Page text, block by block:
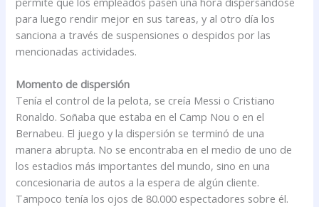
para luego rendir mejor en sus tareas, y al otro día los
sanciona a través de suspensiones o despidos por las
mencionadas actividades.
Momento de dispersión
Tenía el control de la pelota, se creía Messi o Cristiano
Ronaldo. Soñaba que estaba en el Camp Nou o en el
Bernabeu. El juego y la dispersión se terminó de una
manera abrupta. No se encontraba en el medio de uno de
los estadios más importantes del mundo, sino en una
concesionaria de autos a la espera de algún cliente.
Tampoco tenía los ojos de 80.000 espectadores sobre él.